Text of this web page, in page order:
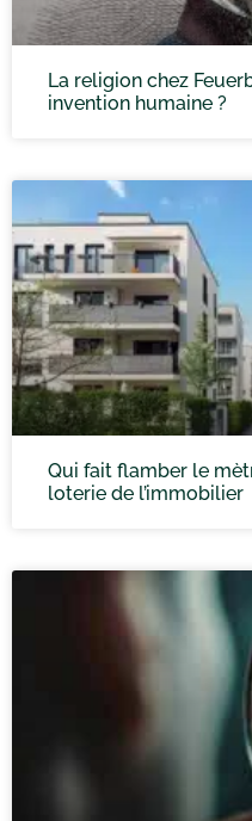
La religion chez
invention humaine ?
Qui fait flamber le
loterie de l’immobilier